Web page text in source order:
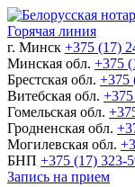
Горячая линия
г. Минск +375 (17)
Минская обл. +375
Брестская обл. +375
Витебская обл.
Гомельская обл.
Гродненская обл.
Могилевская обл.
БНП +375 (17) 323-
Запись на прием